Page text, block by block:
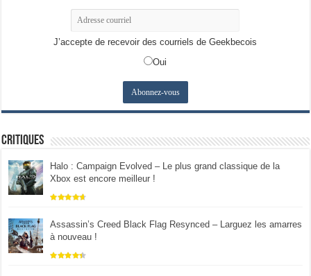
J’accepte de recevoir des courriels de Geekbecois
Oui
Critiques
Halo : Campaign Evolved – Le plus grand classique de la
Xbox est encore meilleur !
Assassin’s Creed Black Flag Resynced – Larguez les amarres
à nouveau !